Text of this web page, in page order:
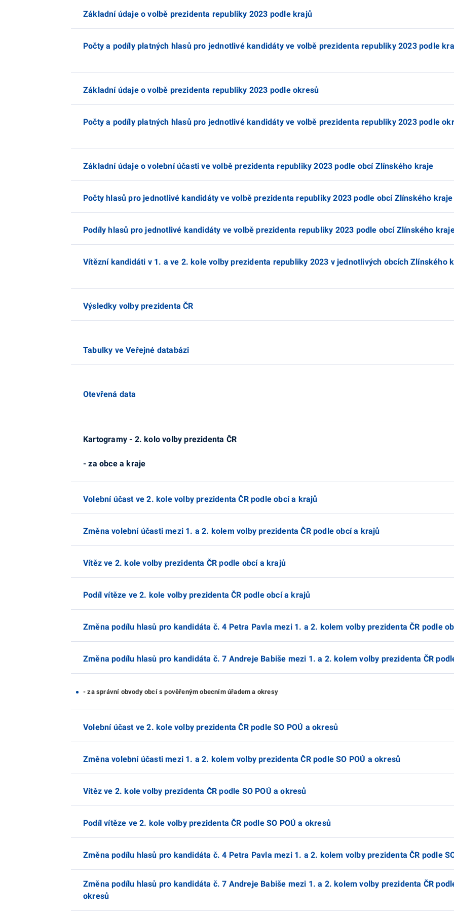
Základní údaje o volbě prezidenta republiky 2023 podle krajů
Počty a podíly platných hlasů pro jednotlivé kandidáty ve volbě prezidenta republiky 2023 podle
Základní údaje o volbě prezidenta republiky 2023 podle okresů
Počty a podíly platných hlasů pro jednotlivé kandidáty ve volbě prezidenta republiky 2023 podle
Základní údaje o volební účasti ve volbě prezidenta republiky 2023 podle obcí Zlínského kraje
Počty hlasů pro jednotlivé kandidáty ve volbě prezidenta republiky 2023 podle obcí Zlínského kraje
Podíly hlasů pro jednotlivé kandidáty ve volbě prezidenta republiky 2023 podle obcí Zlínského
Vítězní kandidáti v 1. a ve 2. kole volby prezidenta republiky 2023 v jednotlivých obcích Zlínského
Výsledky volby prezidenta ČR
Tabulky ve Veřejné databázi
Otevřená data
Kartogramy - 2. kolo volby prezidenta ČR
- za obce a kraje
Volební účast ve 2. kole volby prezidenta ČR podle obcí a krajů
Změna volební účasti mezi 1. a 2. kolem volby prezidenta ČR podle obcí a krajů
Vítěz ve 2. kole volby prezidenta ČR podle obcí a krajů
Podíl vítěze ve 2. kole volby prezidenta ČR podle obcí a krajů
Změna podílu hlasů pro kandidáta č. 4 Petra Pavla mezi 1. a 2. kolem volby prezidenta ČR podle
Změna podílu hlasů pro kandidáta č. 7 Andreje Babiše mezi 1. a 2. kolem volby prezidenta ČR
- za správní obvody obcí s pověřeným obecním úřadem a okresy
Volební účast ve 2. kole volby prezidenta ČR podle SO POÚ a okresů
Změna volební účasti mezi 1. a 2. kolem volby prezidenta ČR podle SO POÚ a okresů
Vítěz ve 2. kole volby prezidenta ČR podle SO POÚ a okresů
Podíl vítěze ve 2. kole volby prezidenta ČR podle SO POÚ a okresů
Změna podílu hlasů pro kandidáta č. 4 Petra Pavla mezi 1. a 2. kolem volby prezidenta ČR podle
Změna podílu hlasů pro kandidáta č. 7 Andreje Babiše mezi 1. a 2. kolem volby prezidenta ČR
okresů